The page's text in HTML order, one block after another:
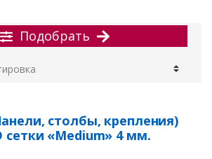
Подобрать
столбы, крепления)
сетки «Medium» 4 мм.